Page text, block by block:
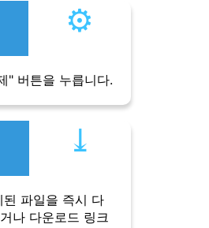
⚙︎
" 버튼을 누릅니다.
⤓︎
된 파일을 즉시 다
나 다운로드 링크